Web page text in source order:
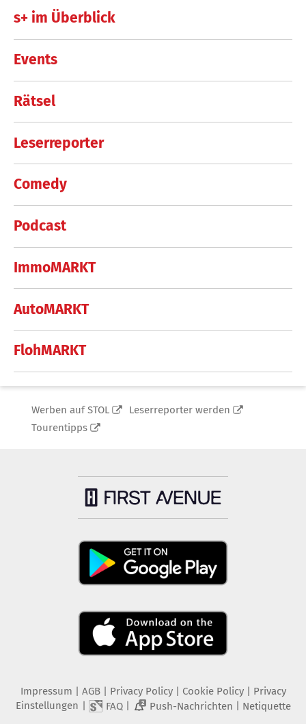
s+ im Überblick
Events
Rätsel
Leserreporter
Comedy
Podcast
ImmoMARKT
AutoMARKT
FlohMARKT
Werben auf STOL
Leserreporter werden
Tourentipps
Impressum | AGB | Privacy Policy| Cookie Policy| Privacy
Einstellungen | FAQ| 2 Push-Nachrichten | Netiquette